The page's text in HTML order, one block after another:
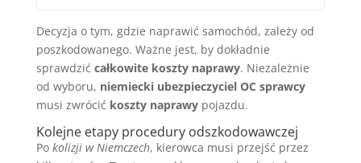
Decyzja o tym, gdzie naprawić samochód, zależy od
poszkodowanego. Ważne jest, by dokładnie
sprawdzić całkowite koszty naprawy. Niezależnie
od wyboru, niemiecki ubezpieczyciel OC sprawcy
musi zwrócić koszty naprawypojazdu.
Kolejne etapy procedury odszkodowawczej
Po kolizji w Niemczech, kierowca musi przejść przez